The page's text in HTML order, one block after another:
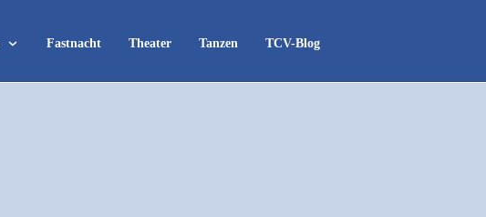
Fastnacht Theater Tanzen TCV-Blog